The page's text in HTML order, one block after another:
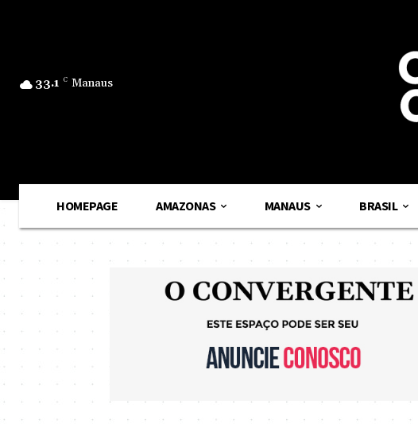
33.1 C Manaus
HOMEPAGE AMAZONAS MANAUS BRASIL